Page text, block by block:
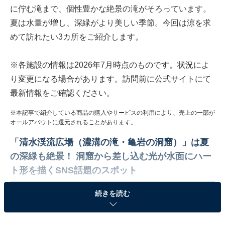
に佇む滝まで、個性豊かな絶景の滝がそろっています。
夏は水量が増し、深緑がより美しい季節。今回は涼を求
めて訪れたい3カ所をご紹介します。
※各施設の情報は2026年7月時点のものです。状況によ
り変更になる場合があります。訪問前に公式サイトにて
最新情報をご確認ください。
※本記事で紹介している商品の購入やサービスの利用により、売上の一部が
オールアバウトに還元されることがあります。
「清水渓流広場（濃溝の滝・亀岩の洞窟）」は夏
の深緑も絶景！ 洞窟から差し込む光が水面にハー
ト形を描くSNS話題のスポット
続きを読む